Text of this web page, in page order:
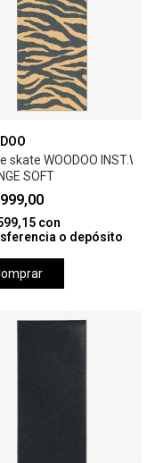
skate WOODOO
SOFT
con
o depósito